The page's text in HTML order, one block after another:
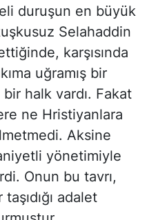
duruşun en büyük
Selahaddin
karşısında
uğramış bir
halk vardı. Fakat
ne Hristiyanlara
Aksine
yönetimiyle
Onun bu tavrı,
adalet